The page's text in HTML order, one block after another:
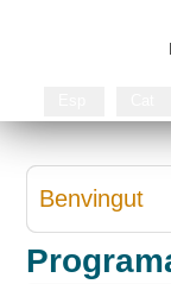
Benvingut